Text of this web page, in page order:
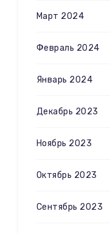
Март 2024
Февраль 2024
Январь 2024
Декабрь 2023
Ноябрь 2023
Октябрь 2023
Сентябрь 2023